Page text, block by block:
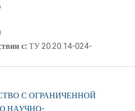
с:ТУ 20.20.14-024-
С ОГРАНИЧЕННОЙ